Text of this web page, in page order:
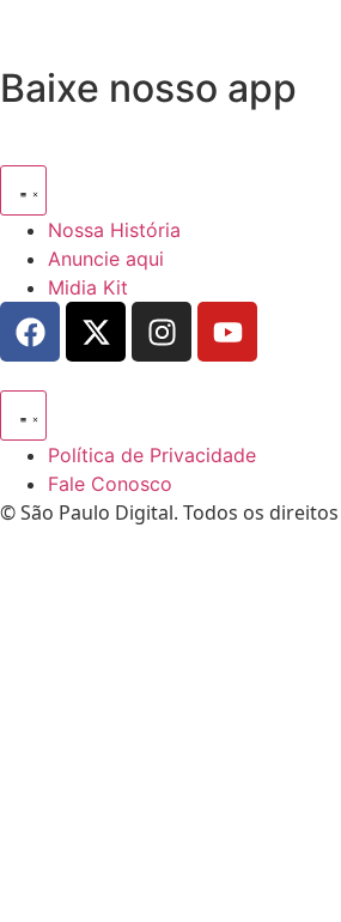
Baixe nosso app
Nossa História
Anuncie aqui
Midia Kit
Política de Privacidade
Fale Conosco
© São Paulo Digital. Todos os